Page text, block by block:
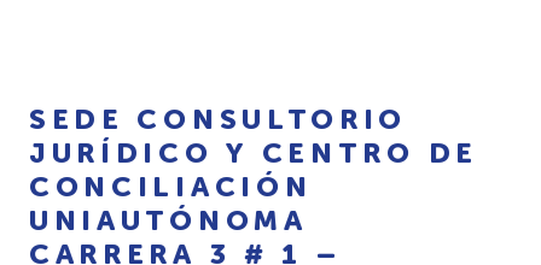
SEDE CONSULTORIO
JURÍDICO Y CENTRO DE
CONCILIACIÓN
UNIAUTÓNOMA
CARRERA 3 # 1 –